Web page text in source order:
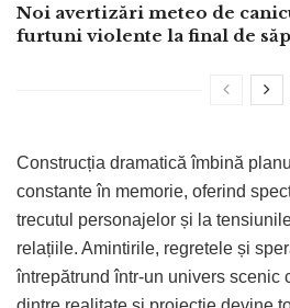
Noi avertizări meteo de
furtuni violente la final de
Construcția dramatică îmbină
constante în memorie, oferind
trecutul personajelor și la
relațiile. Amintirile, regretele și
întrepătrund într-un univers scenic